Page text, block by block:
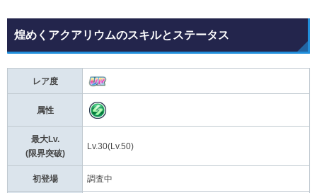
煌めくアクアリウムのスキルとステータス
レア度
属性
最大Lv.
(限界突破)
Lv.30(Lv.50)
初登場 調査中